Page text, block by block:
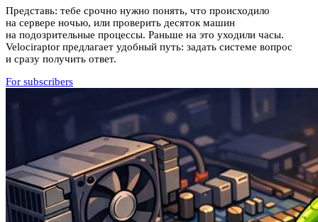
Представь: тебе срочно нужно понять, что происходило
на сервере ночью, или проверить десяток машин
на подозрительные процессы. Раньше на это уходили часы.
Velociraptor предлагает удобный путь: задать системе вопрос
и сразу получить ответ.
For subscribers